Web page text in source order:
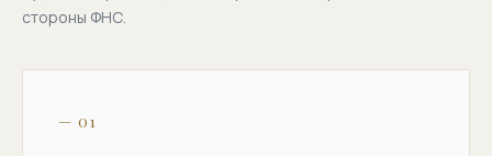
стороны ФНС.
— 01